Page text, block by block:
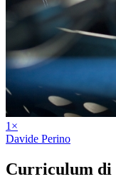
1 ×
Davide Perino
Curriculum di